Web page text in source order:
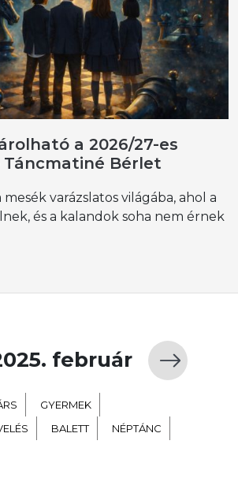
a 2026/27-es
Táncmatiné Bérlet
varázslatos világába, ahol a
és a kalandok soha nem érnek
február
GYERMEK
BALETT
NÉPTÁNC